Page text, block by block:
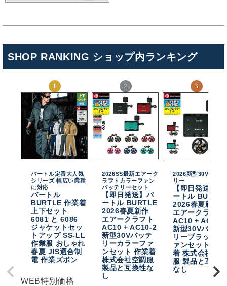
SHOP RANKING ショップ内ランキング
バートル定番大人気
シリーズ 幅広い業種
に対応
バートル
BURTLE 作業着
上下セット
6081 と 6086
ジャケットセッ
トアップ SS-LL
作業服 おしゃれ
春夏 JIS適合制
電 作業ズボン
WEB特別価格
2026SS最新エアーク
ラフトカラーファン
バッテリーセット
【即日発送】バ
ートル BURTLE
2026春夏新作
エアークラフト
AC10 + AC10-2
新型30Vバッテ
リーカラーファ
ンセット 作業着
株式会社空調服
製品と互換性な
し
2026新型30Vバッテ
リー
【即日発送】バ
ートル
2026春夏新作
エアークラフト
AC10 + AC10-
新型30Vバッテ
リーブラックフ
ァンセット 作業
着 株式会社空調
服 製品と互換性
なし